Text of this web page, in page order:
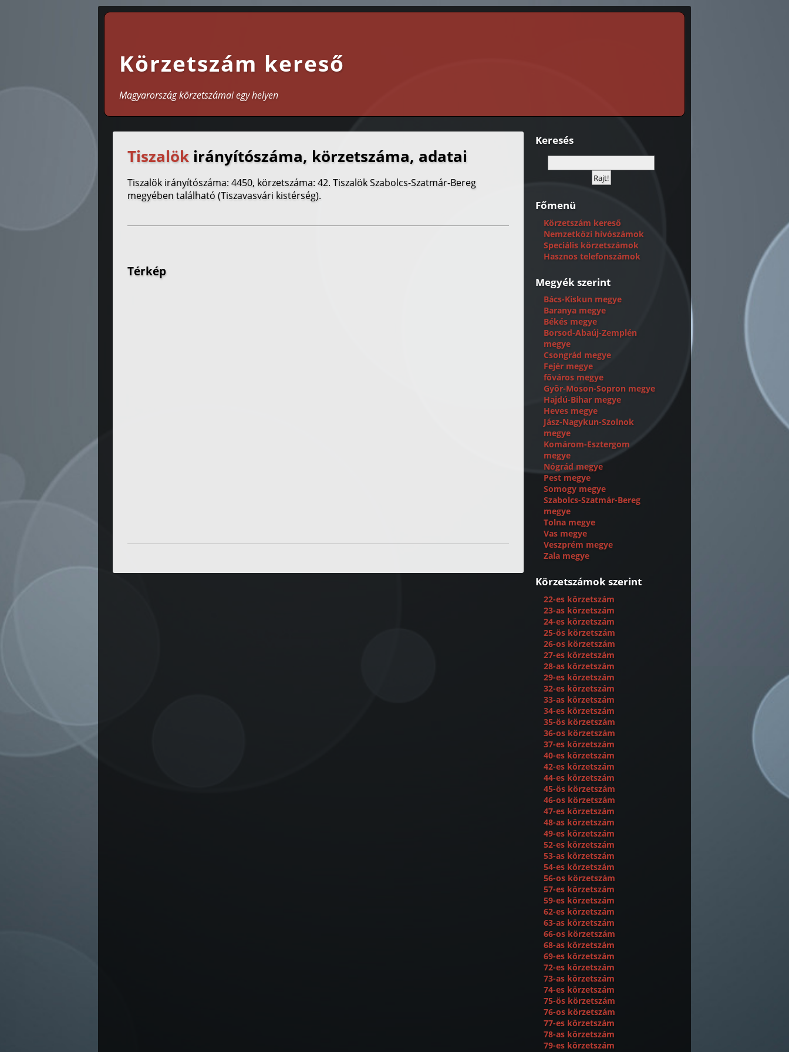
Körzetszám kereső
Magyarország körzetszámai egy helyen
Tiszalök irányítószáma, körzetszáma, adatai
Tiszalök irányítószáma: 4450, körzetszáma: 42. Tiszalök Szabolcs-Szatmár-Bereg
megyében található (Tiszavasvári kistérség).
Térkép
Keresés
Főmenü
Körzetszám kereső
Nemzetközi hívószámok
Speciális körzetszámok
Hasznos telefonszámok
Megyék szerint
Bács-Kiskun megye
Baranya megye
Békés megye
Borsod-Abaúj-Zemplén
megye
Csongrád megye
Fejér megye
fõváros megye
Gyõr-Moson-Sopron megye
Hajdú-Bihar megye
Heves megye
Jász-Nagykun-Szolnok
megye
Komárom-Esztergom
megye
Nógrád megye
Pest megye
Somogy megye
Szabolcs-Szatmár-Bereg
megye
Tolna megye
Vas megye
Veszprém megye
Zala megye
Körzetszámok szerint
22-es körzetszám
23-as körzetszám
24-es körzetszám
25-ös körzetszám
26-os körzetszám
27-es körzetszám
28-as körzetszám
29-es körzetszám
32-es körzetszám
33-as körzetszám
34-es körzetszám
35-ös körzetszám
36-os körzetszám
37-es körzetszám
40-es körzetszám
42-es körzetszám
44-es körzetszám
45-ös körzetszám
46-os körzetszám
47-es körzetszám
48-as körzetszám
49-es körzetszám
52-es körzetszám
53-as körzetszám
54-es körzetszám
56-os körzetszám
57-es körzetszám
59-es körzetszám
62-es körzetszám
63-as körzetszám
66-os körzetszám
68-as körzetszám
69-es körzetszám
72-es körzetszám
73-as körzetszám
74-es körzetszám
75-ös körzetszám
76-os körzetszám
77-es körzetszám
78-as körzetszám
79-es körzetszám